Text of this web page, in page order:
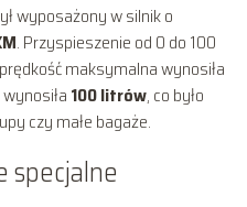
wyposażony w silnik o
. Przyspieszenie od 0 do 100
maksymalna wynosiła
100 litrów, co było
czy małe bagaże.
specjalne